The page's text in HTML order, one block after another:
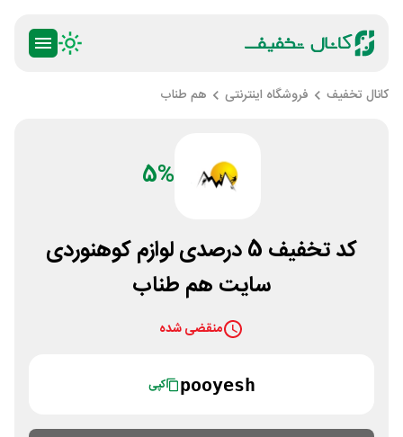
کانال تخفیف فروشگاه اینترنتی هم طناب
5%
کد تخفیف 5 درصدی لوازم کوهنوردی
سایت هم طناب
منقضی شده
pooyesh کپی